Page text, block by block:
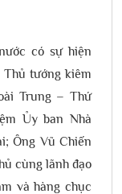
có sự hiện
tướng kiêm
Trung – Thứ
Ủy ban Nhà
Ông Vũ Chiến
cùng lãnh đạo
và hàng chục